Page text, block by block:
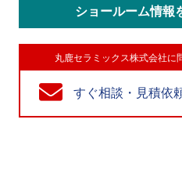
ショールーム情報
丸鹿セラミックス株式会社に
すぐ相談・見積依